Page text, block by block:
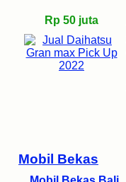
Mobil Bekas
Rp 50 juta